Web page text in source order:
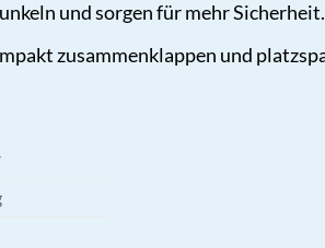
und sorgen für mehr Sicherheit.
zusammenklappen und